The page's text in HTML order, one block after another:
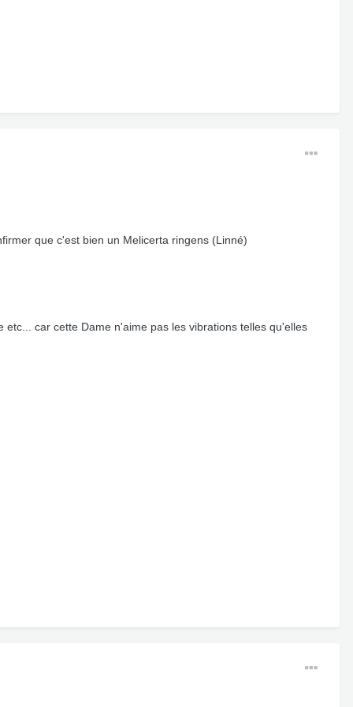
que c'est bien un Melicerta ringens (Linné)
car cette Dame n'aime pas les vibrations telles qu'elles